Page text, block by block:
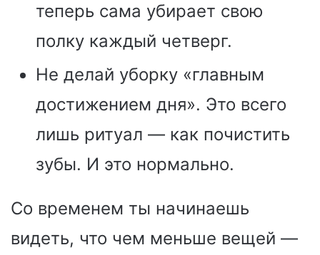
теперь сама убирает свою
полку каждый четверг.
Не делай уборку «главным
достижением дня». Это всего
лишь ритуал — как почистить
зубы. И это нормально.
Со временем ты начинаешь
видеть, что чем меньше вещей —